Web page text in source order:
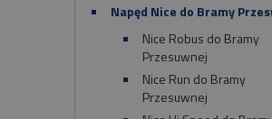
Napęd Nice do Bramy
Nice Robus do Bramy
Przesuwnej
Nice Run do Bramy
Przesuwnej